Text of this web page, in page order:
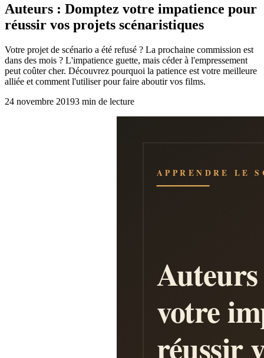
Auteurs : Domptez votre impatience pour
réussir vos projets scénaristiques
Votre projet de scénario a été refusé ? La prochaine commission est
dans des mois ? L'impatience guette, mais céder à l'empressement
peut coûter cher. Découvrez pourquoi la patience est votre meilleure
alliée et comment l'utiliser pour faire aboutir vos films.
24 novembre 20193 min de lecture